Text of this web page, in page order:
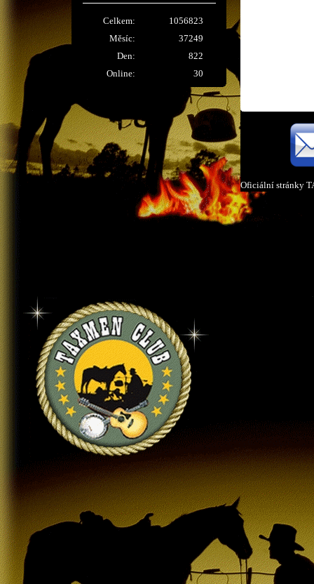
Online: 30
Celkem:
1056823
Měsíc:
37249
Den:
822
Oficiální stránky